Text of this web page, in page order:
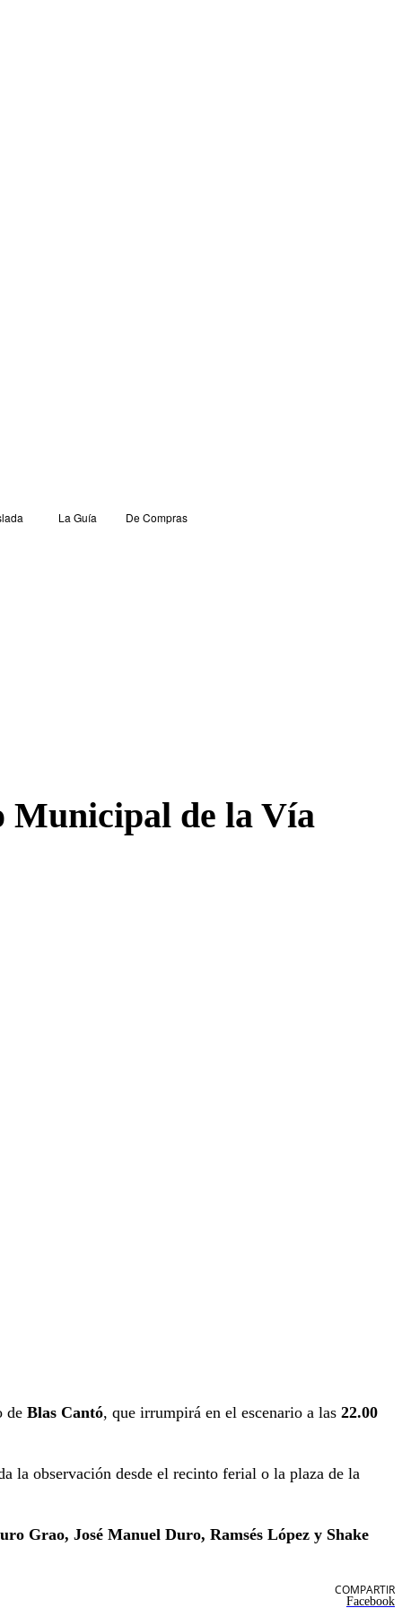
La Guía
De Compras
Municipal de la Vía
de Blas Cantó, que irrumpirá en el escenario a las 22.00
la observación desde el recinto ferial o la plaza de la
Grao, José Manuel Duro, Ramsés López y Shake
COMPARTIR
Facebook